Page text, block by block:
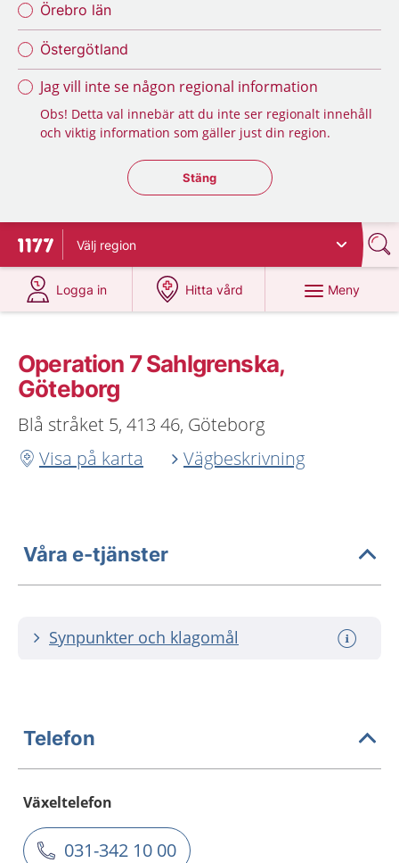
Örebro län
Östergötland
Jag vill inte se någon regional information
Obs! Detta val innebär att du inte ser regionalt innehåll
och viktig information som gäller just din region.
Stäng regionsväljaren
Stäng
Till startsidan för 1177
Välj region
Logga in
på 1177.se
Hitta vård
på 1177.se
Meny
Operation 7 Sahlgrenska,
Göteborg
Blå stråket 5, 413 46, Göteborg
Visa på karta
Vägbeskrivning
Våra e-tjänster
Synpunkter och klagomål
Telefon
Växeltelefon
031-342 10 00